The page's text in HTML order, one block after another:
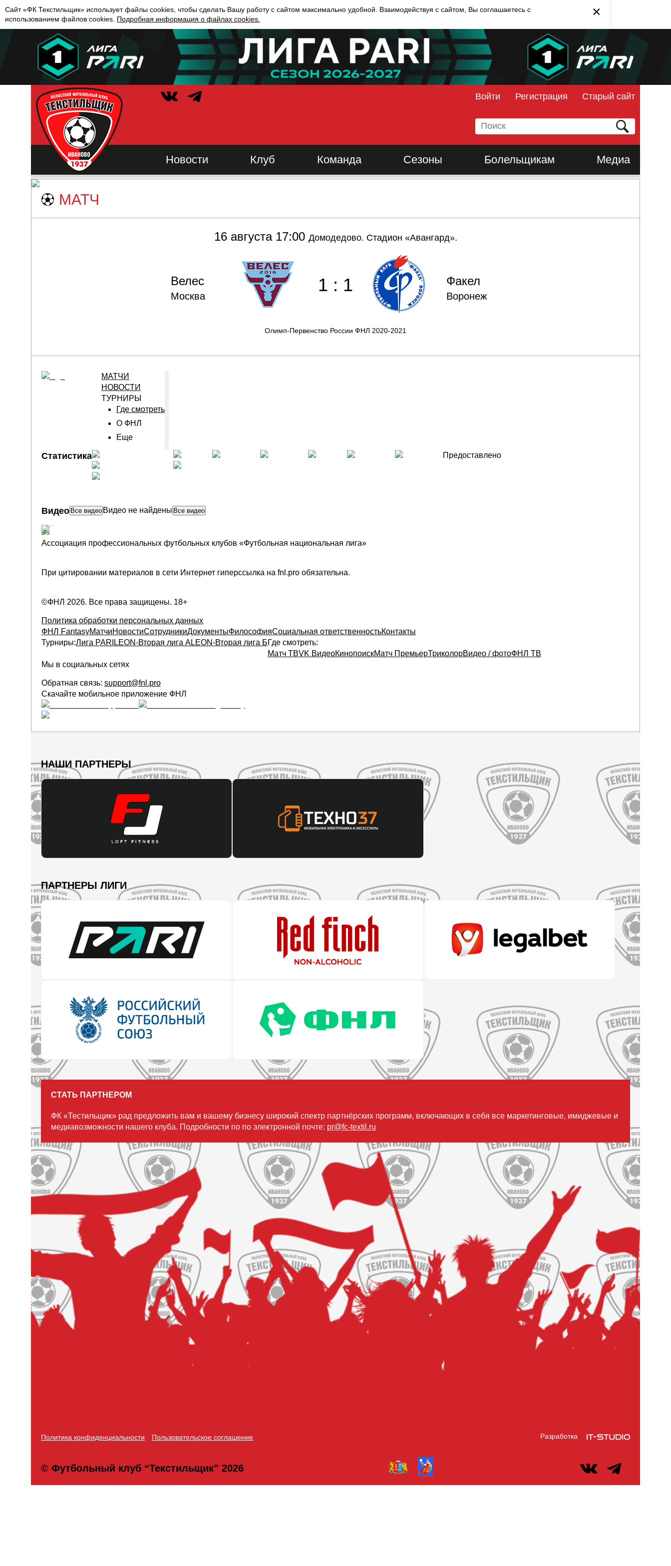
×
Сайт «ФК Текстильщик» использует файлы cookies, чтобы сделать Вашу работу с сайтом максимально удобной. Взаимодействуя с сайтом, Вы соглашаетесь с
использованием файлов cookies. Подробная информация о файлах cookies.
Войти Регистрация Старый сайт
Новости Клуб Команда Сезоны Болельщикам Медиа
МАТЧ
16 августа 17:00 Домодедово. Стадион «Авангард».
Велес
Москва
1 : 1 Факел
Воронеж
Олимп-Первенство России ФНЛ 2020-2021
МАТЧИ
НОВОСТИ
ТУРНИРЫ
Где смотреть
О ФНЛ
Еще
ГЛАВНАЯ
СТРАНИЦА
ФНЛ
Статистика Предоставлено
Видео Все видео Видео не найдены Все видео
Ассоциация профессиональных футбольных клубов «Футбольная национальная лига»
При цитировании материалов в сети Интернет гиперссылка на fnl.pro обязательна.
©ФНЛ 2026. Все права защищены. 18+
Политика обработки персональных данных
ФНЛ FantasyМатчиНовостиСотрудникиДокументыФилософияСоциальная ответственностьКонтакты
Турниры:Лига PARI LEON-Вторая лига АLEON-Вторая лига БГде смотреть:
Матч ТВVK ВидеоКинопоискМатч ПремьерТриколорВидео / фотоФНЛ ТВ
Мы в социальных сетях
Обратная связь: support@fnl.pro
Скачайте мобильное приложение ФНЛ
НАШИ ПАРТНЕРЫ
ПАРТНЕРЫ ЛИГИ
СТАТЬ ПАРТНЕРОМ
ФК «Тестильщик» рад предложить вам и вашему бизнесу широкий спектр партнёрских программ, включающих в себя все маркетинговые, имиджевые и
медиавозможности нашего клуба. Подробности по по электронной почте: pr@fc-textil.ru
Политика конфиденциальности Пользовательское соглашение Разработка
© Футбольный клуб “Текстильщик” 2026